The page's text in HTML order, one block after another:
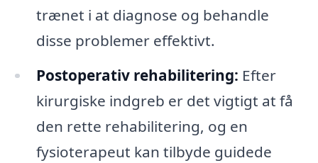
trænet i at diagnose og behandle
disse problemer effektivt.
Postoperativ rehabilitering: Efter
kirurgiske indgreb er det vigtigt at få
den rette rehabilitering, og en
fysioterapeut kan tilbyde guidede